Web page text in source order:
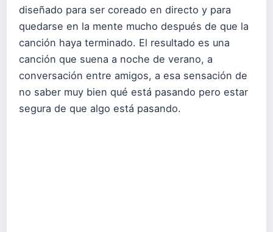
diseñado para ser coreado en directo y para
quedarse en la mente mucho después de que la
canción haya terminado. El resultado es una
canción que suena a noche de verano, a
conversación entre amigos, a esa sensación de
no saber muy bien qué está pasando pero estar
segura de que algo está pasando.